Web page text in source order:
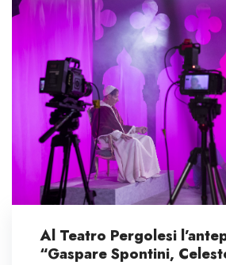
Al Teatro Pergolesi
“Gaspare Spontini,